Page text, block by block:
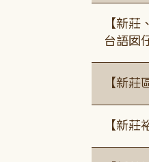
【新
台語囡
【新
【新